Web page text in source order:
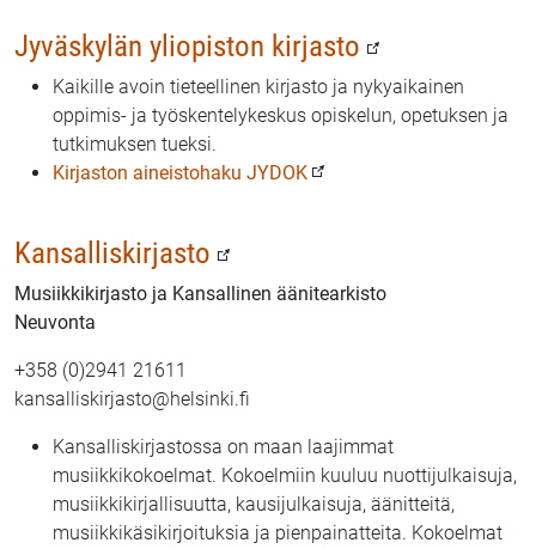
Jyväskylän yliopiston kirjasto
Kaikille avoin tieteellinen kirjasto ja nykyaikainen
oppimis- ja työskentelykeskus opiskelun, opetuksen ja
tutkimuksen tueksi.
Kirjaston aineistohaku JYDOK
Kansalliskirjasto
Musiikkikirjasto ja Kansallinen äänitearkisto
Neuvonta
+358 (0)2941 21611
kansalliskirjasto@helsinki.fi
Kansalliskirjastossa on maan laajimmat
musiikkikokoelmat. Kokoelmiin kuuluu nuottijulkaisuja,
musiikkikirjallisuutta, kausijulkaisuja, äänitteitä,
musiikkikäsikirjoituksia ja pienpainatteita. Kokoelmat